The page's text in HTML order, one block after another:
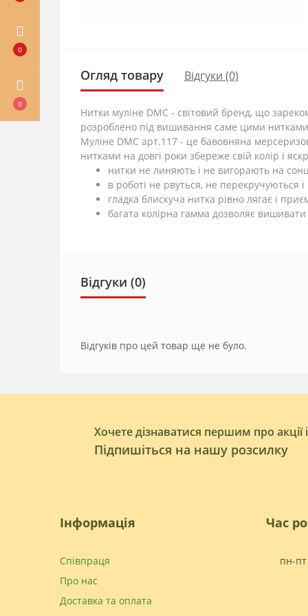
0
0
Огляд товару Відгуки (0)
Нитки муліне DMC - світовий бренд, що
розроблено під вишивання саме цими
Муліне DMC арт.117 - це бавовняна
нитками на довгі роки збереже свій колір і
нитки не линяють і не вигорають на
в роботі не рвуться, не перекручуються
гладка блискуча нитка рівно лягає і
багата колірна гамма дозволяє
Відгуки (0)
Відгуків про цей товар ще не було.
Хочете дізнаватися першим про акції
Підпишіться на нашу розсилку
Інформація
Співпраця
Про нас
Доставка та оплата
Час
пн-